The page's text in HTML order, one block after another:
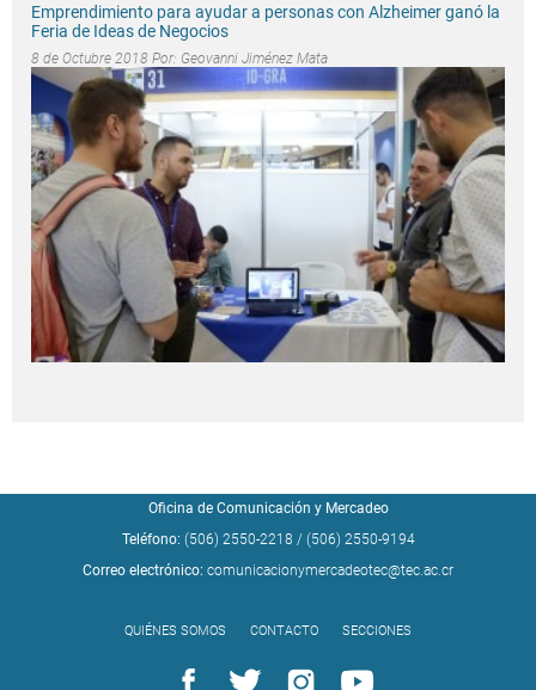
Emprendimiento para ayudar a personas con Alzheimer ganó la
Feria de Ideas de Negocios
8 de Octubre 2018 Por: Geovanni Jiménez Mata
Oficina de Comunicación y Mercadeo
Teléfono: (506) 2550-2218 / (506) 2550-9194
Correo electrónico: comunicacionymercadeotec@tec.ac.cr
QUIÉNES SOMOS CONTACTO SECCIONES